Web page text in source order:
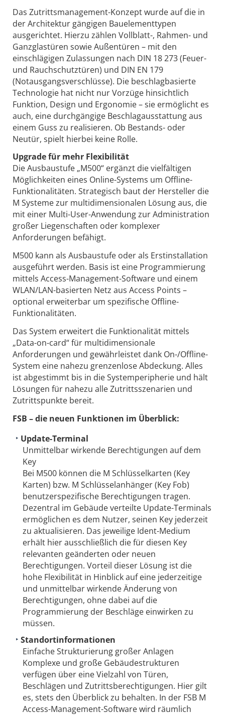
Das Zutrittsmanagement-Konzept wurde auf die in
der Architektur gängigen Bauelementtypen
ausgerichtet. Hierzu zählen Vollblatt-, Rahmen- und
Ganzglastüren sowie Außentüren – mit den
einschlägigen Zulassungen nach DIN 18 273 (Feuer-
und Rauchschutztüren) und DIN EN 179
(Notausgangsverschlüsse). Die beschlagbasierte
Technologie hat nicht nur Vorzüge hinsichtlich
Funktion, Design und Ergonomie – sie ermöglicht es
auch, eine durchgängige Beschlagausstattung aus
einem Guss zu realisieren. Ob Bestands- oder
Neutür, spielt hierbei keine Rolle.
Upgrade für mehr Flexibilität
Die Ausbaustufe „M500“ ergänzt die vielfältigen
Möglichkeiten eines Online-Systems um Offline-
Funktionalitäten. Strategisch baut der Hersteller die
M Systeme zur multidimensionalen Lösung aus, die
mit einer Multi-User-Anwendung zur Administration
großer Liegenschaften oder komplexer
Anforderungen befähigt.
M500 kann als Ausbaustufe oder als Erst­installation
ausgeführt werden. Basis ist eine Programmierung
mittels Access-Management-Software und einem
WLAN/LAN-basierten Netz aus Access Points –
optional erweiterbar um spezifische Offline-
Funktionalitäten.
Das System erweitert die Funktionalität mittels
„Data-on-card“ für multidimensionale
Anforderungen und gewährleistet dank On-/Offline-
System eine nahezu grenzenlose Abdeckung. Alles
ist abgestimmt bis in die Systemperipherie und hält
Lösungen für nahezu alle Zutrittsszenarien und
Zutrittspunkte bereit.
FSB – die neuen Funktionen im Überblick:
Update-Terminal
Unmittelbar wirkende Berechtigungen auf dem
Key
Bei M500 können die M Schlüsselkarten (Key
Karten) bzw. M Schlüsselanhänger (Key Fob)
benutzerspezifische Berechtigungen tragen.
Dezentral im Gebäude verteilte Update-Terminals
ermöglichen es dem Nutzer, seinen Key jederzeit
zu aktualisieren. Das jeweilige Ident-Medium
erhält hier ausschließlich die für diesen Key
relevanten geänderten oder neuen
Berechtigungen. Vorteil dieser Lösung ist die
hohe Flexibilität in Hinblick auf eine jederzeitige
und unmittelbar wirkende Änderung von
Berechtigungen, ohne dabei auf die
Programmierung der Beschläge einwirken zu
müssen.
Standortinformationen
Einfache Strukturierung großer Anlagen
Komplexe und große Gebäudestrukturen
verfügen über eine Vielzahl von Türen,
Beschlägen und Zutrittsberechtigungen. Hier gilt
es, stets den Überblick zu behalten. In der FSB M
Access-Management-Software wird räumlich